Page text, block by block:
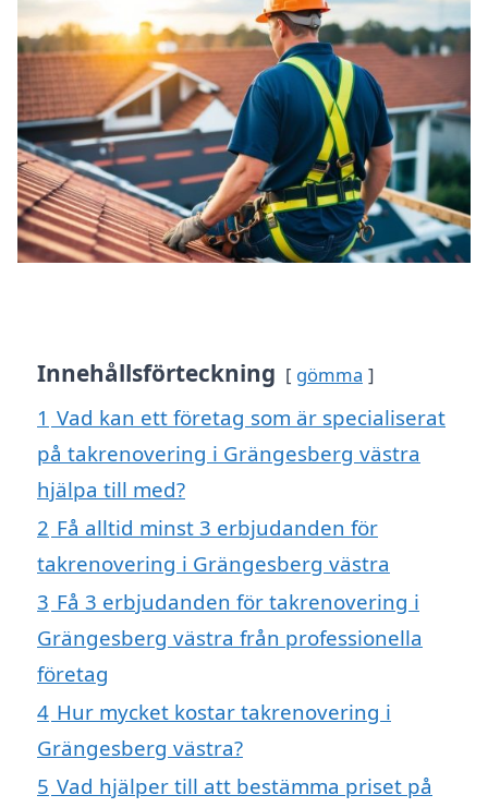
Innehållsförteckning gömma
1 Vad kan ett företag som är specialiserat
på takrenovering i Grängesberg västra
hjälpa till med?
2 Få alltid minst 3 erbjudanden för
takrenovering i Grängesberg västra
3 Få 3 erbjudanden för takrenovering i
Grängesberg västra från professionella
företag
4 Hur mycket kostar takrenovering i
Grängesberg västra?
5 Vad hjälper till att bestämma priset på